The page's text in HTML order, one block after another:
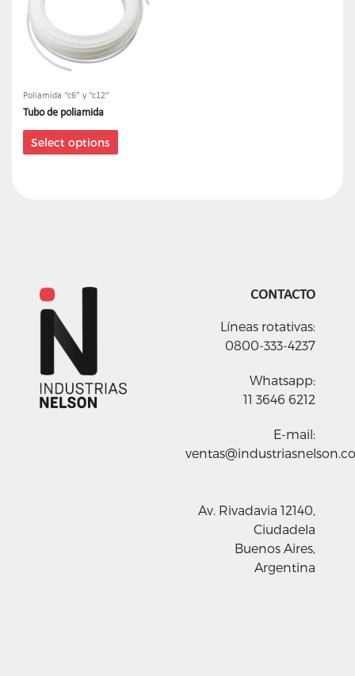
Poliamida “c6” y “c12”
Tubo de poliamida
Select options
CONTACTO
Líneas rotativas:
0800-333-4237
Whatsapp:
11 3646 6212
E-mail:
Av. Rivadavia 12140,
Ciudadela
Buenos Aires,
Argentina